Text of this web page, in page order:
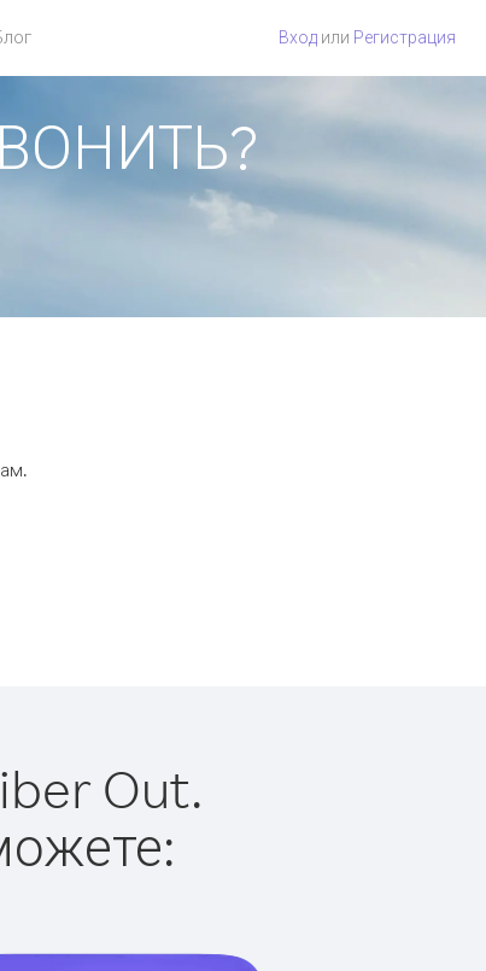
Вход или Регистрация
Out.